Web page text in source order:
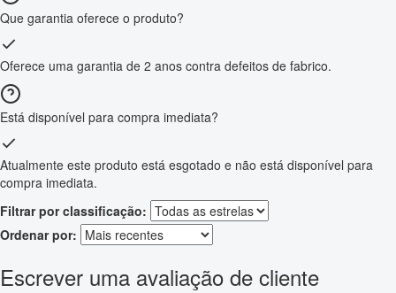
Que garantia oferece o produto?
Oferece uma garantia de 2 anos contra defeitos de fabrico.
Está disponível para compra imediata?
Atualmente este produto está esgotado e não está disponível para
compra imediata.
Filtrar por classificação:
Ordenar por:
Escrever uma avaliação de cliente